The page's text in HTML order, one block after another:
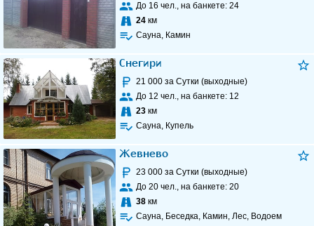
До 16 чел., на банкете: 24
24 км
Сауна, Камин
Снегири
21 000 за Сутки (выходные)
До 12 чел., на банкете: 12
23 км
Сауна, Купель
Жевнево
23 000 за Сутки (выходные)
До 20 чел., на банкете: 20
38 км
Сауна, Беседка, Камин, Лес, Водоем